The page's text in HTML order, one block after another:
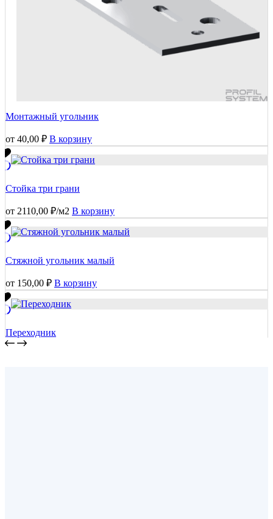
Монтажный угольник
от 40,00 ₽ В корзину
Стойка три грани
от 2110,00 ₽/м2 В корзину
Стяжной угольник малый
от 150,00 ₽ В корзину
Переходник